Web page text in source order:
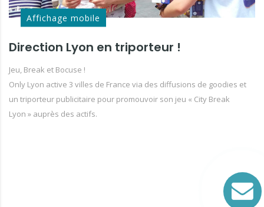
Affichage mobile
Direction Lyon en triporteur !
Jeu, Break et Bocuse !
Only Lyon active 3 villes de France via des diffusions de goodies et
un triporteur publicitaire pour promouvoir son jeu « City Break
Lyon » auprès des actifs.